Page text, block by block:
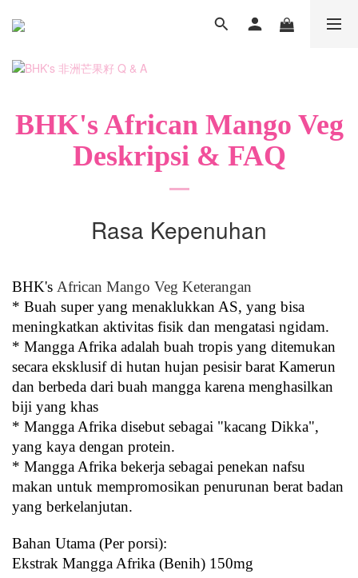
BHK's African Mango Veg
Deskripsi & FAQ
Rasa Kepenuhan
BHK's African Mango Veg Keterangan
* Buah super yang menaklukkan AS, yang bisa
meningkatkan aktivitas fisik dan mengatasi ngidam.
* Mangga Afrika adalah buah tropis yang ditemukan
secara eksklusif di hutan hujan pesisir barat Kamerun
dan berbeda dari buah mangga karena menghasilkan
biji yang khas
* Mangga Afrika disebut sebagai "kacang Dikka",
yang kaya dengan protein.
* Mangga Afrika bekerja sebagai penekan nafsu
makan untuk mempromosikan penurunan berat badan
yang berkelanjutan.
Bahan Utama (Per porsi):
Ekstrak Mangga Afrika (Benih) 150mg